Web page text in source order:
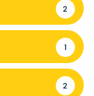
2
1
2